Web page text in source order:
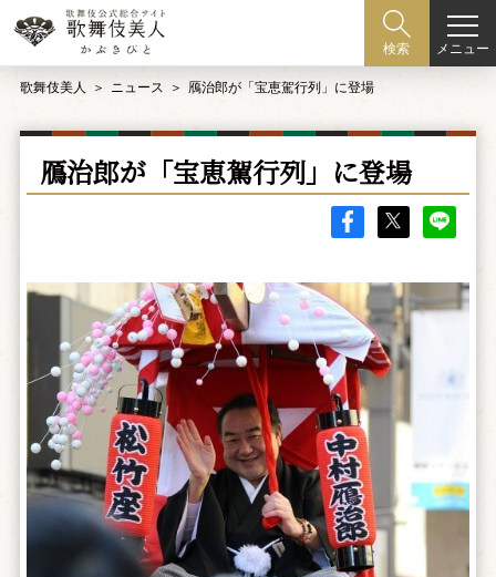
検索 メニュー
歌舞伎美人 ニュース 鴈治郎が「宝恵駕行列」に登場
鴈治郎が「宝恵駕行列」に登場